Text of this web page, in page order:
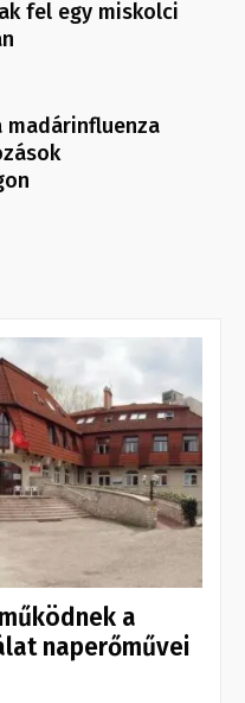
fel egy miskolci
madárinfluenza
a
naperőművei